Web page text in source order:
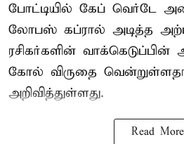
போட்டியில் கேப் வெர்டே
லோபஸ் கப்ரால் அடித்த
ரசிகர்களின் வாக்கெடுப்பின்
கோல் விருதை
அறிவித்துள்ளது.
Read More